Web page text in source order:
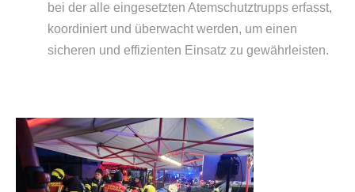
bei der alle eingesetzten Atemschutztrupps erfasst,
koordiniert und überwacht werden, um einen
sicheren und effizienten Einsatz zu gewährleisten.